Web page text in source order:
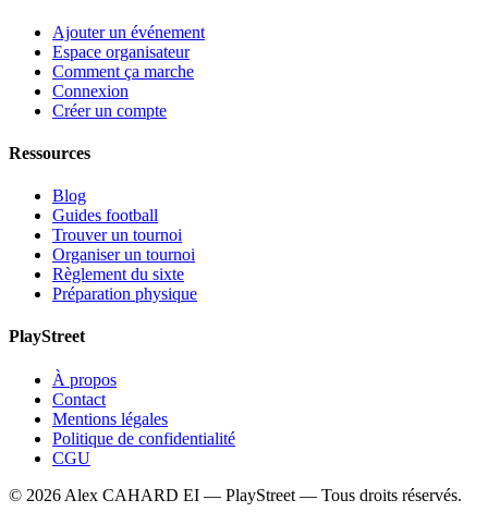
Ajouter un événement
Espace organisateur
Comment ça marche
Connexion
Créer un compte
Ressources
Blog
Guides football
Trouver un tournoi
Organiser un tournoi
Règlement du sixte
Préparation physique
PlayStreet
À propos
Contact
Mentions légales
Politique de confidentialité
CGU
© 2026 Alex CAHARD EI — PlayStreet — Tous droits réservés.